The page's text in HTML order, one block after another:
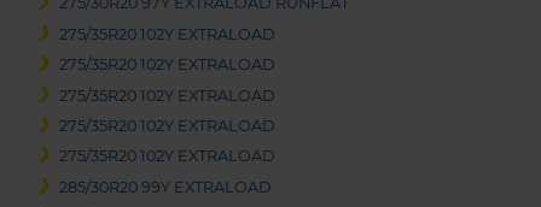
275/35R20 102Y EXTRALOAD
275/35R20 102Y EXTRALOAD
275/35R20 102Y EXTRALOAD
275/35R20 102Y EXTRALOAD
275/35R20 102Y EXTRALOAD
285/30R20 99Y EXTRALOAD